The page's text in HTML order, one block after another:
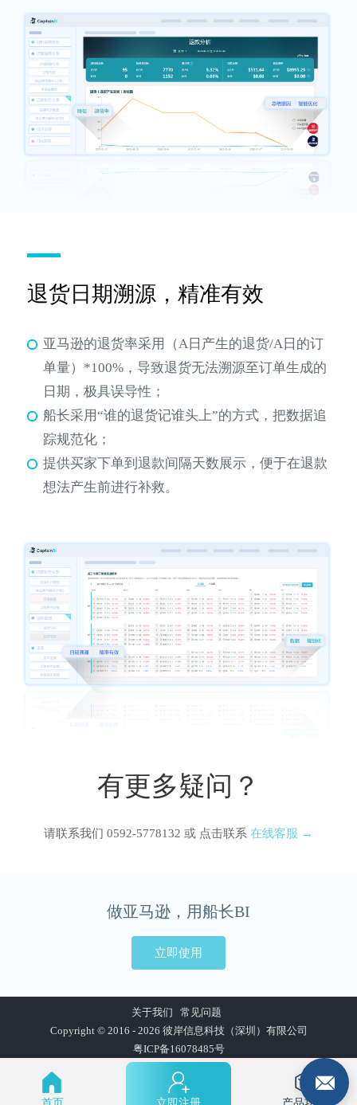
退货日期溯源，精准有效
亚马逊的退货率采用（A日产生的退货/A日的订
单量）*100%，导致退货无法溯源至订单生成的
日期，极具误导性；
船长采用“谁的退货记谁头上”的方式，把数据追
踪规范化；
提供买家下单到退款间隔天数展示，便于在退款
想法产生前进行补救。
有更多疑问？
请联系我们 0592-5778132 或 点击联系 在线客服 →
做亚马逊，用船长BI
立即使用
关于我们
常见问题
Copyright © 2016 - 2026 彼岸信息科技（深圳）有限公司
粤ICP备16078485号